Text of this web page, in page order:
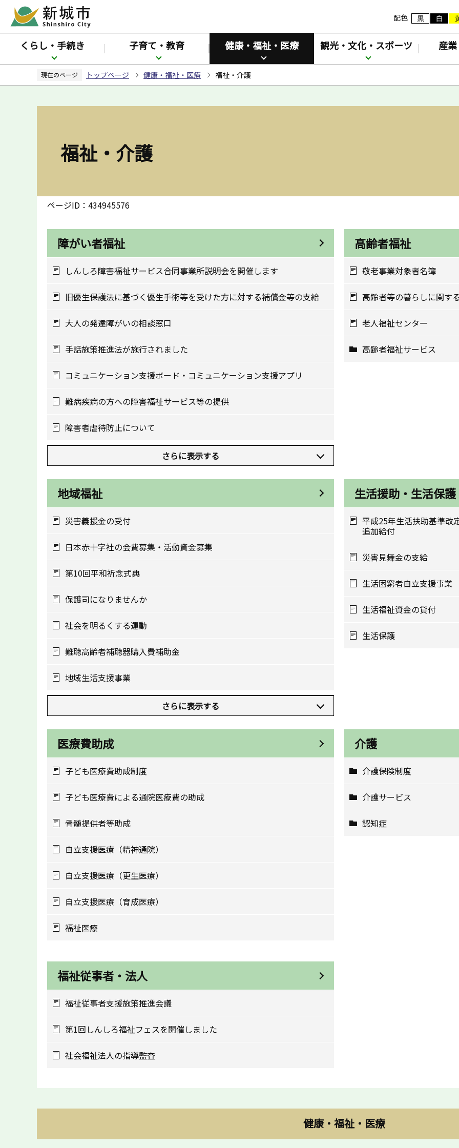
ペ
ジ
先
配色
くらし・手続き 子育て・教育 健康・福祉・医療 観光・文化・スポーツ 産
現在のページ トップページ 健康・福祉・医療 福祉・介護
福祉・介護
ページID：434945576
障がい者福祉
しんしろ障害福祉サービス合同事業所説明会を開催します
旧優生保護法に基づく優生手術等を受けた方に対する補償金等の支給
大人の発達障がいの相談窓口
手話施策推進法が施行されました
コミュニケーション支援ボード・コミュニケーション支援アプリ
難病疾病の方への障害福祉サービス等の提供
障害者虐待防止について
さらに表示する
高齢者福祉
敬老事業対象者名簿
高齢者等の暮らしに関す
老人福祉センター
高齢者福祉サービス
地域福祉
災害義援金の受付
日本赤十字社の会費募集・活動資金募集
第10回平和祈念式典
保護司になりませんか
社会を明るくする運動
難聴高齢者補聴器購入費補助金
地域生活支援事業
さらに表示する
生活援助・生活保護
平成25年生活扶助基準改
追加給付
災害見舞金の支給
生活困窮者自立支援事業
生活福祉資金の貸付
生活保護
医療費助成
子ども医療費助成制度
子ども医療費による通院医療費の助成
骨髄提供者等助成
自立支援医療（精神通院）
自立支援医療（更生医療）
自立支援医療（育成医療）
福祉医療
介護
介護保険制度
介護サービス
認知症
福祉従事者・法人
福祉従事者支援施策推進会議
第1回しんしろ福祉フェスを開催しました
社会福祉法人の指導監査
健康・福祉・医療